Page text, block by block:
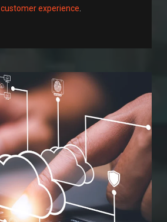
customer experience.